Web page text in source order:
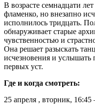
В возрасте семнадцати
фламенко, но внезапно
исполнилось тридцать.
обнаруживает старые
чувственностью и
Она решает разыскать
исчезновения и
первых уст.
Где и когда смотреть:
25 апреля , вторник,